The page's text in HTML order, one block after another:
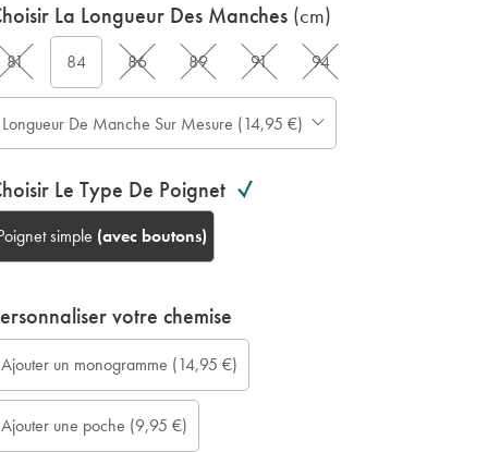
La Longueur Des Manches (cm)
81 84 86 89 91 94
Longueur De Manche Sur Mesure (14,95 €)
Le Type De Poignet
simple (avec boutons)
votre chemise
sur
Ajouter un monogramme (14,95 €)
Ajouter une poche (9,95 €)
de